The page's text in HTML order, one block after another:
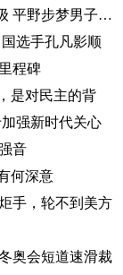
单板U型场地技巧资格赛：中国三女将晋级 平野步梦男子头名
选手孔凡影顺
程碑
是对民主的背
强新时代关心
音
何深意
手，轮不到美方
奥会短道速滑裁